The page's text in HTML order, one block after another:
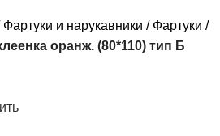
Фартуки и нарукавники
Фартуки
оранж. (80*110) тип Б